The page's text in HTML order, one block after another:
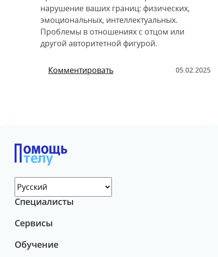
нарушение ваших границ: физических,
эмоциональных, интеллектуальных.
Проблемы в отношениях с отцом или
другой авторитетной фигурой.
Комментировать 05.02.2025
Специалисты
Сервисы
Обучение